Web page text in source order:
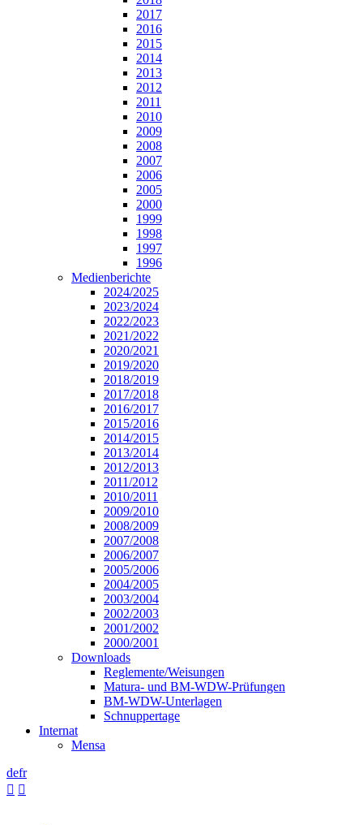
2017
2016
2015
2014
2013
2012
2011
2010
2009
2008
2007
2006
2005
2000
1999
1998
1997
1996
Medienberichte
2024/2025
2023/2024
2022/2023
2021/2022
2020/2021
2019/2020
2018/2019
2017/2018
2016/2017
2015/2016
2014/2015
2013/2014
2012/2013
2011/2012
2010/2011
2009/2010
2008/2009
2007/2008
2006/2007
2005/2006
2004/2005
2003/2004
2002/2003
2001/2002
2000/2001
Downloads
Reglemente/Weisungen
Matura- und BM-WDW-Prüfungen
BM-WDW-Unterlagen
Schnuppertage
Internat
Mensa
defr
 